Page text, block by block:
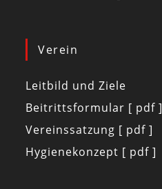
Verein
Leitbild und Ziele
Beitrittsformular [ pdf ]
Vereinssatzung [ pdf ]
Hygienekonzept [ pdf ]